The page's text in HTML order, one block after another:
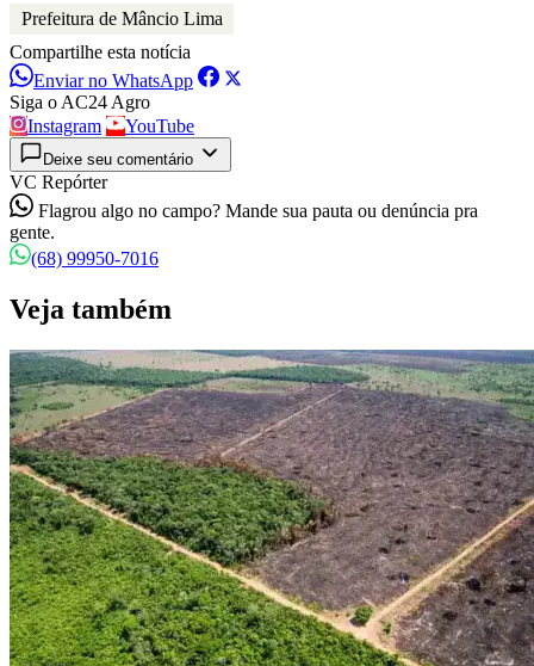
Prefeitura de Mâncio Lima
Compartilhe esta notícia
Enviar no WhatsApp
Siga o AC24 Agro
Instagram
YouTube
Deixe seu comentário
VC Repórter
Flagrou algo no campo? Mande sua pauta ou denúncia pra
gente.
(68) 99950-7016
Veja também